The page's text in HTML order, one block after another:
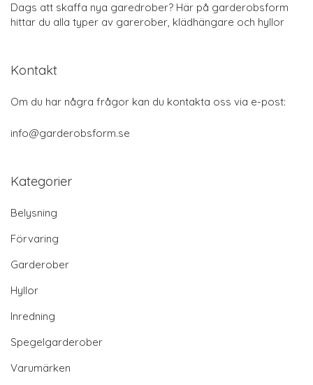
Dags att skaffa nya garedrober? Här på garderobsform
hittar du alla typer av garerober, klädhängare och hyllor
Kontakt
Om du har några frågor kan du kontakta oss via e-post:
info@garderobsform.se
Kategorier
Belysning
Förvaring
Garderober
Hyllor
Inredning
Spegelgarderober
Varumärken